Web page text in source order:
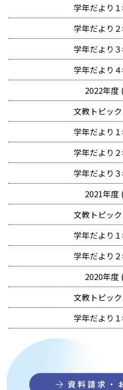
学年だより
学年だより
学年だより
学年だより
2022年度
文教トピッ
学年だより
学年だより
学年だより
2021年度
文教トピッ
学年だより
学年だより
2020年度
文教トピッ
学年だより